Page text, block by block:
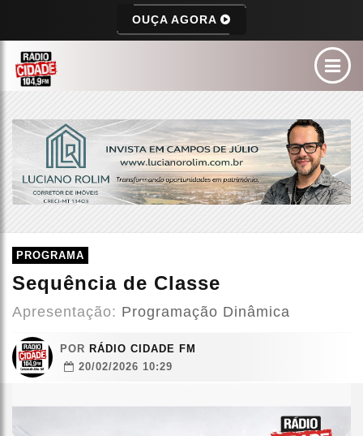
OUÇA AGORA
PROGRAMA
Sequência de Classe
Apresentação: Programação Dinâmica
POR RÁDIO CIDADE FM
20/02/2026 10:29